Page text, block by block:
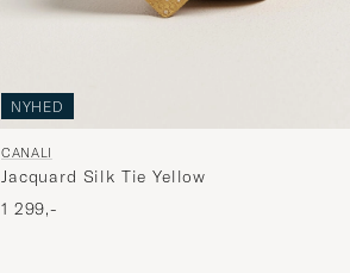
NYHED
CANALI
Jacquard Silk Tie Yellow
1 299,-